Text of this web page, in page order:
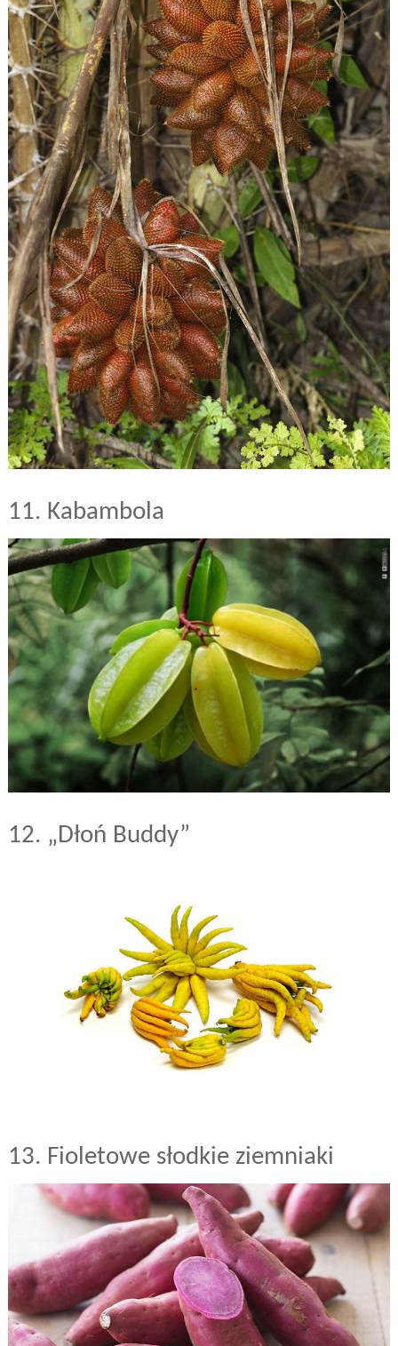
11. Kabambola
12. „Dłoń Buddy”
13. Fioletowe słodkie ziemniaki